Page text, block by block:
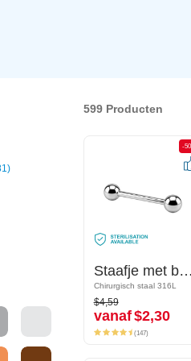
599 Producten
-50%
Staafje met balletjes
Chirurgisch staal 316L
$4,59
vanaf$2,30
-
Staafje met balletjes
Chirurgisch staal 316L
$4,59
vanaf$2,30
(147)